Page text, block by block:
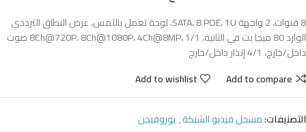
8 قنوات، 2 واجهة SATA، 8 POE، 1U، لوحة تعمل باللمس، عرض النطاق الترددي
الوارد 80 ميجا بت في الثانية، 8Ch@720P، 8Ch@1080P، 4Ch@8MP، 1/1 صوت
داخل/خارج، 4/1 إنذار داخل/خارج
Add to compare
Add to wishlist
التصنيفات:مسجل فيديو الشبكة,يوروفيجن